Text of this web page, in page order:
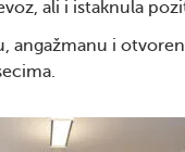
ali i istaknula
angažmanu i